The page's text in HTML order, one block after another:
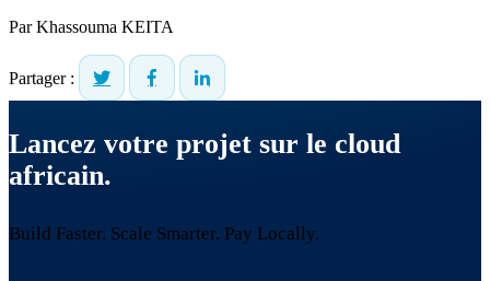
ParKhassouma KEITA
Partager :
Lancez votre projet sur le cloud
africain.
Build Faster. Scale Smarter. Pay Locally.